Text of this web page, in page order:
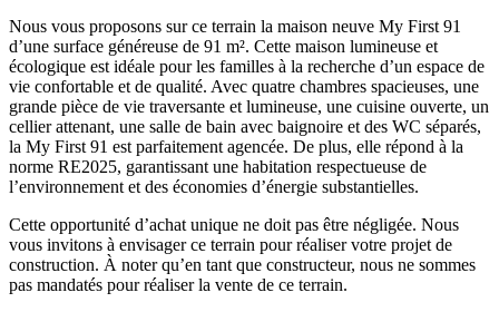
Nous vous proposons sur ce terrain la maison neuve My First 91
d’une surface généreuse de 91 m². Cette maison lumineuse et
écologique est idéale pour les familles à la recherche d’un espace de
vie confortable et de qualité. Avec quatre chambres spacieuses, une
grande pièce de vie traversante et lumineuse, une cuisine ouverte, un
cellier attenant, une salle de bain avec baignoire et des WC séparés,
la My First 91 est parfaitement agencée. De plus, elle répond à la
norme RE2025, garantissant une habitation respectueuse de
l’environnement et des économies d’énergie substantielles.
Cette opportunité d’achat unique ne doit pas être négligée. Nous
vous invitons à envisager ce terrain pour réaliser votre projet de
construction. À noter qu’en tant que constructeur, nous ne sommes
pas mandatés pour réaliser la vente de ce terrain.